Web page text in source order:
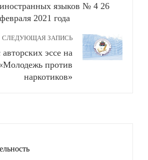
иностранных языков № 4 26
февраля 2021 года
СЛЕДУЮЩАЯ ЗАПИСЬ
эссе на
против
наркотиков»